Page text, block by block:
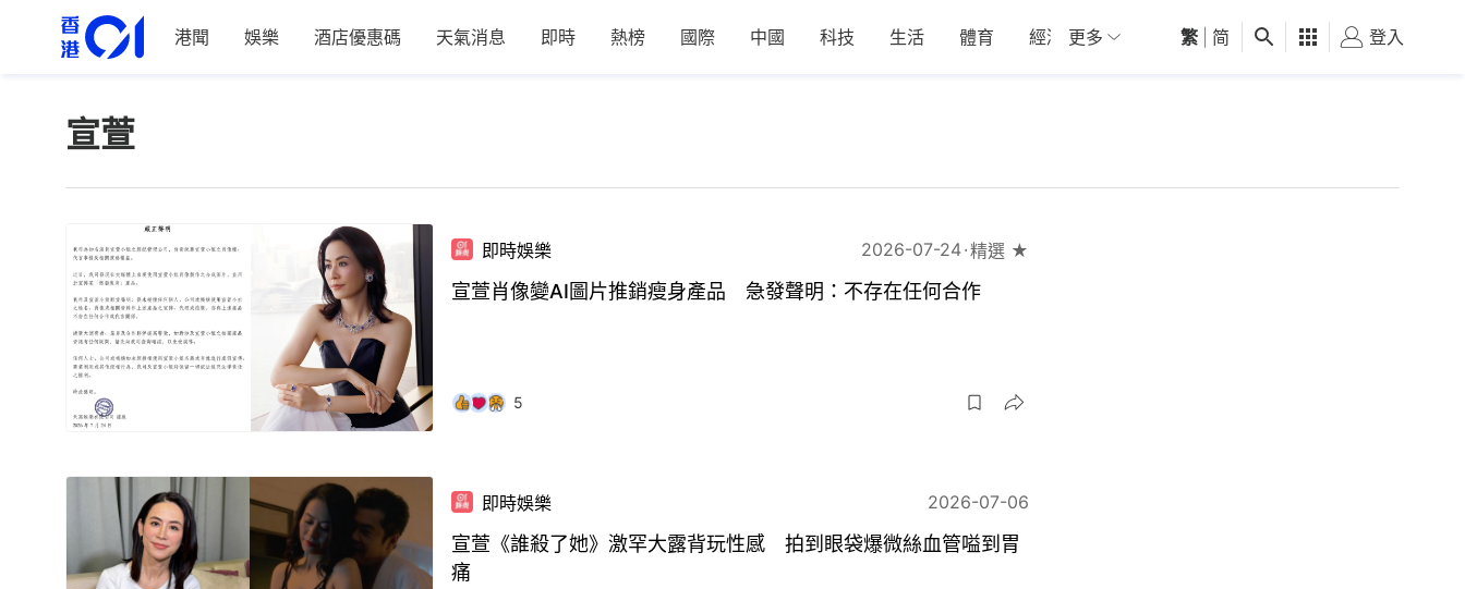
港聞 娛樂 酒店優惠碼 天氣消息 即時 熱榜 國際 中國 科技 生活 體育 經濟 01深圳 觀點 健康 好食玩飛
更多 繁 简 登入
宣萱
即時娛樂 2026-07-24 精選 ★
宣萱肖像變AI圖片推銷瘦身產品 急發聲明：不存在任何合作
5
即時娛樂 2026-07-06
宣萱《誰殺了她》激罕大露背玩性感 拍到眼袋爆微絲血管嗌到胃
痛